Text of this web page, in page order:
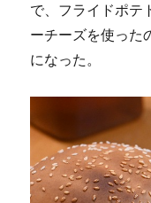
で、フライドポテ
ーチーズを使った
になった。